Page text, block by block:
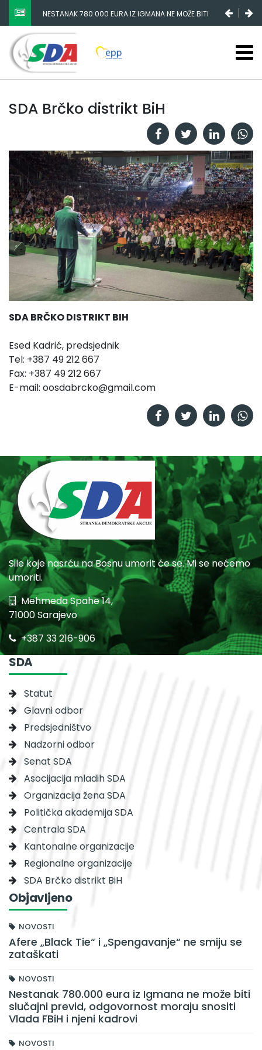
NESTANAK 780.000 EURA IZ IGMANA NE MOŽE BITI
SLUČAJNI PREVID, ODGOVORNOST MORAJU SNOSITI
VLADA FBIH I NJENI KADROVI
SDA Brčko distrikt BiH
SDA BRČKO DISTRIKT BIH
Esed Kadrić, predsjednik
Tel: +387 49 212 667
Fax: +387 49 212 667
E-mail: oosdabrcko@gmail.com
Sile koje nasrću na Bosnu umorit će se. Mi se nećemo
umoriti.
Mehmeda Spahe 14,
71000 Sarajevo
+387 33 216-906
SDA
Statut
Glavni odbor
Predsjedništvo
Nadzorni odbor
Senat SDA
Asocijacija mladih SDA
Organizacija žena SDA
Politička akademija SDA
Centrala SDA
Kantonalne organizacije
Regionalne organizacije
SDA Brčko distrikt BiH
Objavljeno
NOVOSTI
Afere „Black Tie“ i „Spengavanje“ ne smiju se
zataškati
NOVOSTI
Nestanak 780.000 eura iz Igmana ne može biti
slučajni previd, odgovornost moraju snositi
Vlada FBiH i njeni kadrovi
NOVOSTI